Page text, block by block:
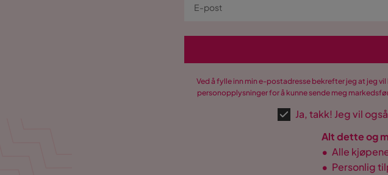
Ved å fylle inn min e-postadresse bekrefter jeg at jeg
personopplysninger for å kunne sende meg
Ja, takk! Jeg vil
Alt dette og
• Alle
• Personlig